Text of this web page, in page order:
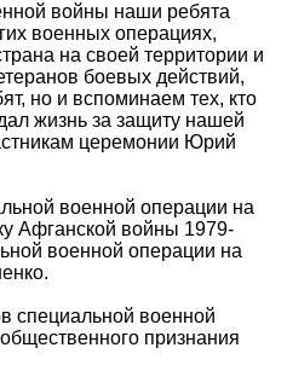
войны наши ребята
военных операциях,
на своей территории и
боевых действий,
но и вспоминаем тех, кто
жизнь за защиту нашей
церемонии Юрий
военной операции на
Афганской войны 1979-
военной операции на
специальной военной
признания